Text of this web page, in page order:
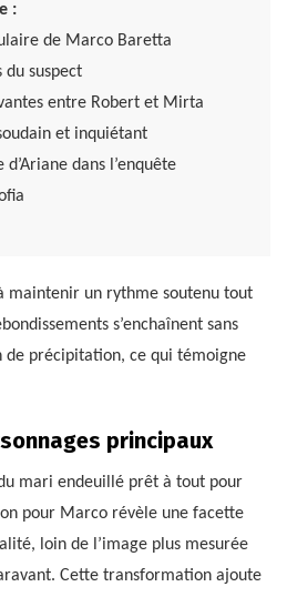
:
de Marco Baretta
du suspect
entre Robert et Mirta
et inquiétant
dans l’enquête
maintenir un rythme soutenu tout
s’enchaînent sans
de précipitation, ce qui témoigne
principaux
mari endeuillé prêt à tout pour
pour Marco révèle une facette
loin de l’image plus mesurée
Cette transformation ajoute